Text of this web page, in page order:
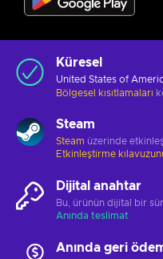
Küresel
United States of
Bölgesel kısıtlamaları
Steam
Steam üzerinde
Etkinleştirme
Dijital anahtar
Bu, ürünün dijital bir
Anında teslimat
Anında geri